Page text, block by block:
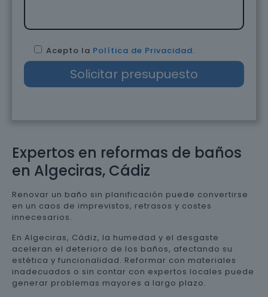
Expertos en reformas de baños
en Algeciras, Cádiz
Renovar un baño sin planificación puede convertirse
en un caos de imprevistos, retrasos y costes
innecesarios.
En Algeciras, Cádiz, la humedad y el desgaste
aceleran el deterioro de los baños, afectando su
estética y funcionalidad. Reformar con materiales
inadecuados o sin contar con expertos locales puede
generar problemas mayores a largo plazo.
Acepto la Política de Privacidad.